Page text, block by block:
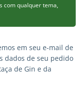
com qualquer tema,
em seu e-mail de
dados de seu pedido
de Gin e da